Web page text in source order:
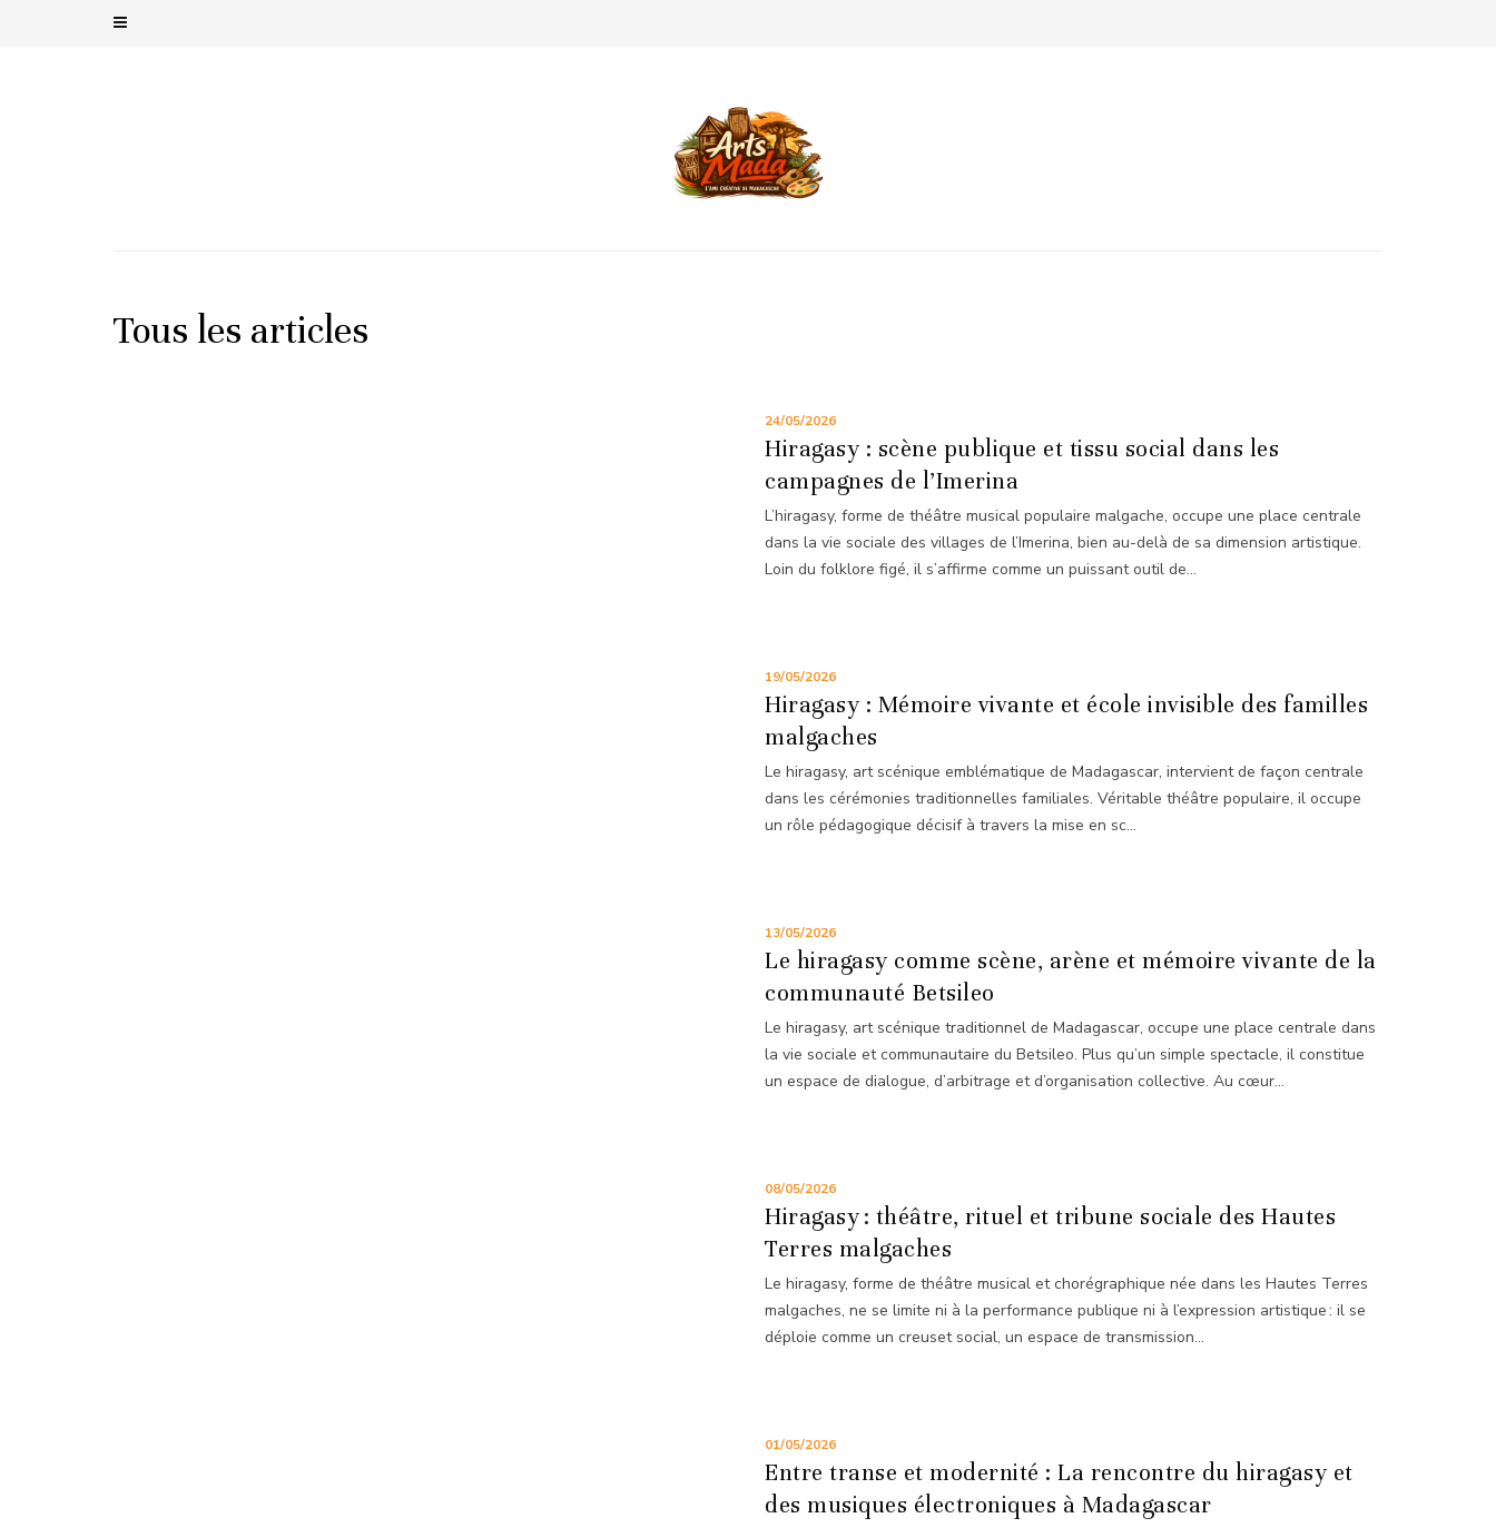
Tous les articles
24/05/2026
Hiragasy : scène publique et tissu social dans les
campagnes de l’Imerina
L’hiragasy, forme de théâtre musical populaire malgache, occupe une place centrale
dans la vie sociale des villages de l’Imerina, bien au-delà de sa dimension artistique.
Loin du folklore figé, il s’affirme comme un puissant outil de...
19/05/2026
Hiragasy : Mémoire vivante et école invisible des familles
malgaches
Le hiragasy, art scénique emblématique de Madagascar, intervient de façon centrale
dans les cérémonies traditionnelles familiales. Véritable théâtre populaire, il occupe
un rôle pédagogique décisif à travers la mise en sc...
13/05/2026
Le hiragasy comme scène, arène et mémoire vivante de la
communauté Betsileo
Le hiragasy, art scénique traditionnel de Madagascar, occupe une place centrale dans
la vie sociale et communautaire du Betsileo. Plus qu’un simple spectacle, il constitue
un espace de dialogue, d’arbitrage et d’organisation collective. Au cœur...
08/05/2026
Hiragasy : théâtre, rituel et tribune sociale des Hautes
Terres malgaches
Le hiragasy, forme de théâtre musical et chorégraphique née dans les Hautes Terres
malgaches, ne se limite ni à la performance publique ni à l’expression artistique : il se
déploie comme un creuset social, un espace de transmission...
01/05/2026
Entre transe et modernité : La rencontre du hiragasy et
des musiques électroniques à Madagascar